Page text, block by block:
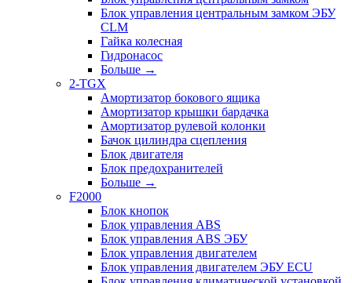
Блок управления центральным замком ЭБУ
CLM
Гайка колесная
Гидронасос
Больше →
2-TGX
Амортизатор бокового ящика
Амортизатор крышки бардачка
Амортизатор рулевой колонки
Бачок цилиндра сцепления
Блок двигателя
Блок предохранителей
Больше →
F2000
Блок кнопок
Блок управления ABS
Блок управления ABS ЭБУ
Блок управления двигателем
Блок управления двигателем ЭБУ ECU